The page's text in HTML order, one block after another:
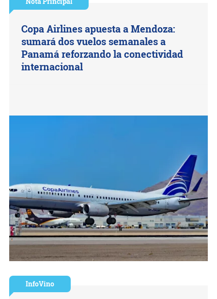
Copa Airlines apuesta a Mendoza:
sumará dos vuelos semanales a
Panamá reforzando la conectividad
internacional
InfoVino